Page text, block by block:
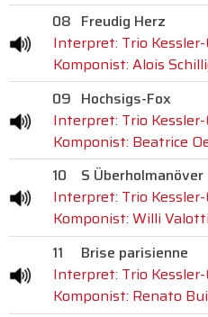
08 Freudig Herz
Interpret: Trio
Komponist: Alois
09 Hochsigs-Fox
Interpret: Trio
Komponist: Beatrice
10
S Überholmanöver
Interpret: Trio
Komponist: Willi Valotti
11
Brise parisienne
Interpret: Trio
Komponist: Renato Bui